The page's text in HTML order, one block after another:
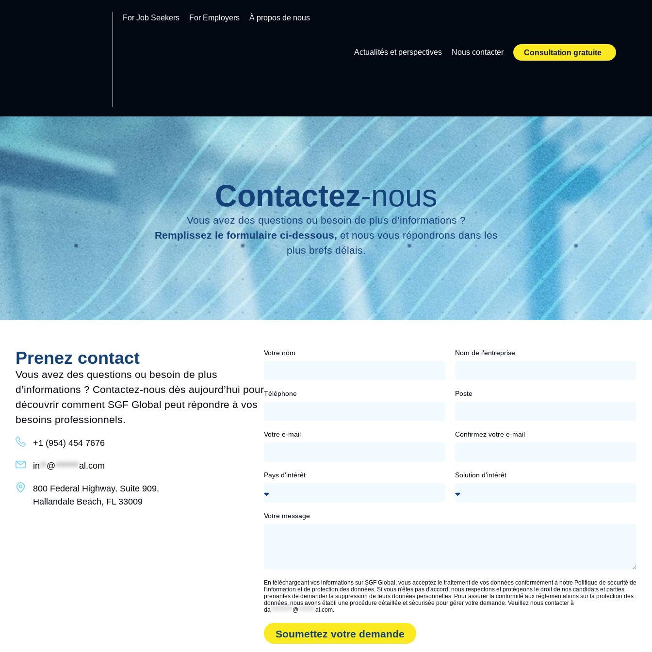
For Job Seekers For Employers À propos de nous
Actualités et perspectives Nous contacter Consultation gratuite
Contactez-nous
Vous avez des questions ou besoin de plus d’informations ?
Remplissez le formulaire ci-dessous,et nous vous répondrons dans les
plus brefs délais.
Prenez contact
Vous avez des questions ou besoin de plus
d’informations ? Contactez-nous dès aujourd’hui pour
découvrir comment SGF Global peut répondre à vos
besoins professionnels.
+1 (954) 454 7676
in**@*******al.com
800 Federal Highway, Suite 909,
Hallandale Beach, FL 33009
Votre nom Nom de l'entreprise
Téléphone Poste
Votre e-mail Confirmez votre e-mail
Pays d'intérêt Solution d'intérêt
Votre message
En téléchargeant vos informations sur SGF Global, vous acceptez le traitement de vos données conformément à notre Politique de sécurité de
l'information et de protection des données. Si vous n'êtes pas d'accord, nous respectons et protégeons le droit de nos candidats et parties
prenantes de demander la suppression de leurs données personnelles. Pour assurer la conformité aux réglementations sur la protection des
données, nous avons établi une procédure détaillée et sécurisée pour gérer votre demande. Veuillez nous contacter à
da
@ al.com.
Soumettez votre demande